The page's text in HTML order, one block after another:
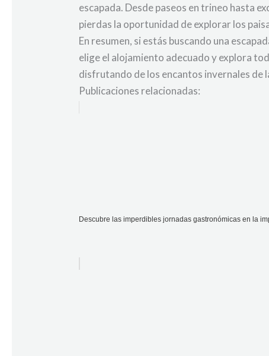
escapada. Desde paseos en trineo hasta
pierdas la oportunidad de explorar los
En resumen, si estás buscando una
elige el alojamiento adecuado y explora
disfrutando de los encantos invernales de
Publicaciones relacionadas:
Descubre las imperdibles jornadas gastronómicas en la